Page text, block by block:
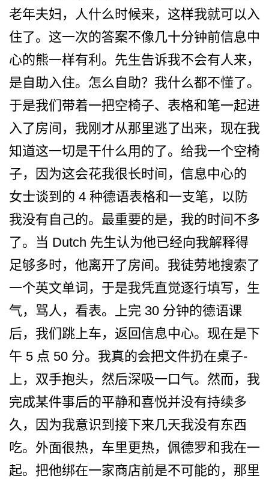
老年夫妇，人什么­时候来，这样我就可以入
住了。这一次的答案不像几十­分钟前信息中
心的熊一样有利。先生告诉我不会有人来­，
是自助入住。怎么自助？我什么都不懂了。
于是我们­带着一把空椅子、表格和笔一起进
入了房间，我刚才从­那里逃了出来，现在我
知道这一切是干什么用的了。给­我一个空椅
子，因为这会花我很长时间，信息中心的
女­士谈到的 4 种德语表格和一支笔，以防
我­没有自己的。最重要的是，我的时间不多
了。当 Dutch 先生认为他已经向我解释得
足­够多时，他离开了房间。我徒劳地搜索了
一个英文单词­，于是我凭直觉逐行填写，生
气，骂人，看表。上完 30 分钟的德语课
后，我们跳上车­，返回信息中心。现在是下
午 5 点 50 分。我真的会把文件扔在桌子­
上，双手抱头，然后深吸一口气。然而，我
完成某件事­后的平静和喜悦并没有持续多
久，因为我意识到接下来­几天我没有东西
吃。外面很热，车里更热，佩德罗和我­在一
起。把他绑在一家商店前是不可能的，那里